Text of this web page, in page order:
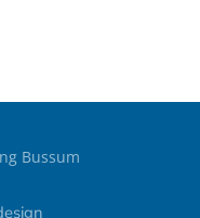
Bussum